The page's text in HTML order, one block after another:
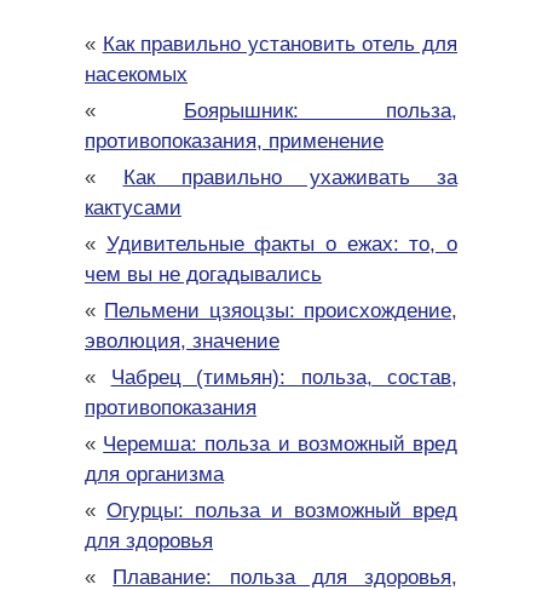
« Как правильно установить отель для
насекомых
« Боярышник: польза,
противопоказания, применение
« Как правильно ухаживать за
кактусами
« Удивительные факты о ежах: то, о
чем вы не догадывались
« Пельмени цзяоцзы: происхождение,
эволюция, значение
« Чабрец (тимьян): польза, состав,
противопоказания
« Черемша: польза и возможный вред
для организма
« Огурцы: польза и возможный вред
для здоровья
« Плавание: польза для здоровья,